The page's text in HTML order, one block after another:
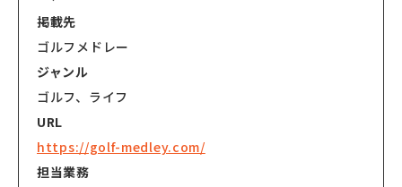
掲載先
ゴルフメドレー
ジャンル
ゴルフ、ライフ
URL
https://golf-medley.com/
担当業務